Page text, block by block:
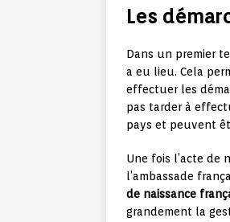
Les
Dans un premier
a eu lieu. Cela
effectuer les
pas tarder à
pays et peuvent
Une fois l’acte de
l’ambassade
de naissance
grandement la